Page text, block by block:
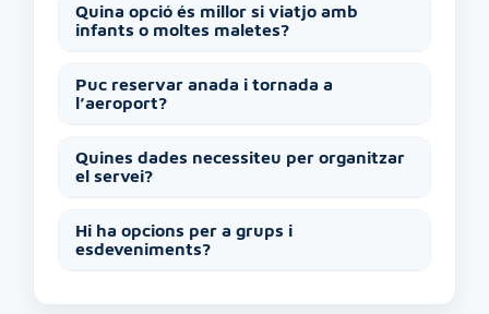
Quina opció és millor si viatjo amb
infants o moltes maletes?
Puc reservar anada i tornada a
l’aeroport?
Quines dades necessiteu per organitzar
el servei?
Hi ha opcions per a grups i
esdeveniments?